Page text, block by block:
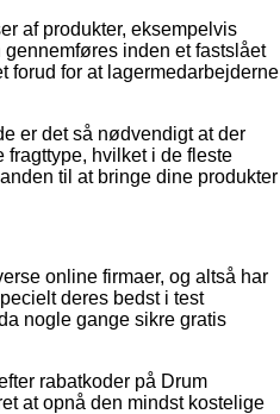
af produkter, eksempelvis
inden et fastslået
forud for at lagermedarbejderne
er det så nødvendigt at der
hvilket i de fleste
til at bringe dine produkter
online firmaer, og altså har
deres bedst i test
nogle gange sikre gratis
rabatkoder på Drum
at opnå den mindst kostelige